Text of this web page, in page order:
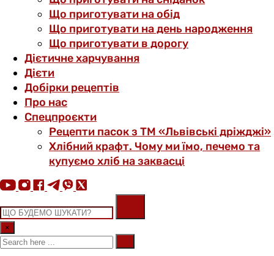
Що приготувати на обід
Що приготувати на день народження
Що приготувати в дорогу
Дієтичне харчування
Дієти
Добірки рецептів
Про нас
Спецпроєкти
Рецепти пасок з ТМ «Львівські дріжджі»
Хлібний крафт. Чому ми їмо, печемо та
купуємо хліб на заквасці
×